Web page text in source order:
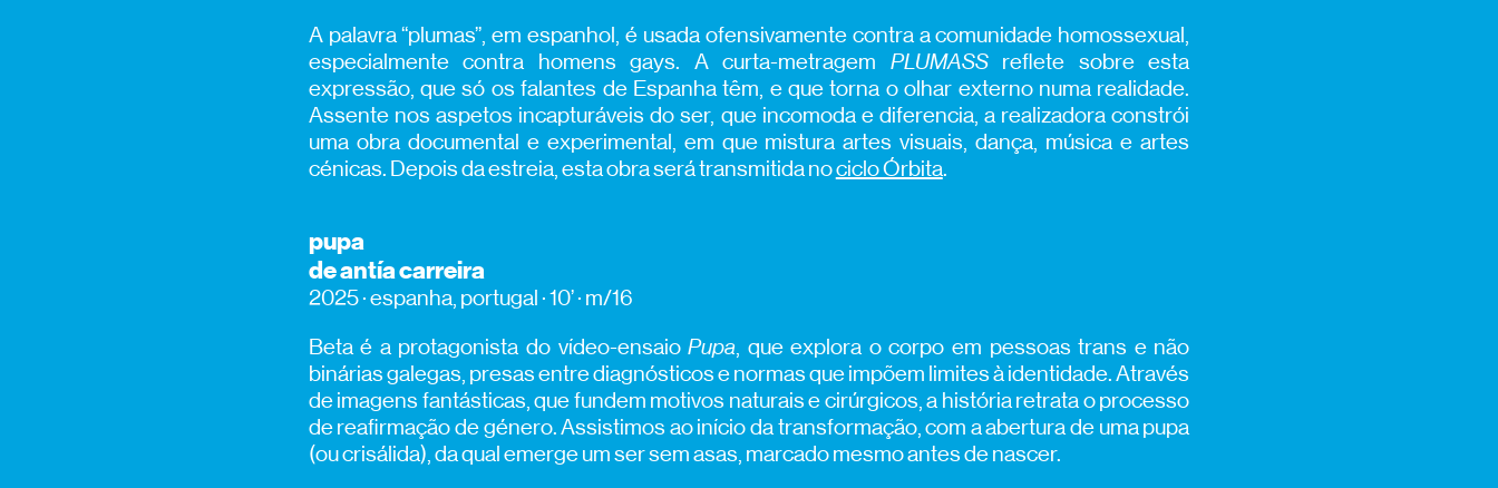
A palavra “plumas”, em espanhol, é usada ofensivamente contra a comunidade homossexual,
especialmente contra homens gays. A curta-metragem PLUMASSreflete sobre esta
expressão, que só os falantes de Espanha têm, e que torna o olhar externo numa realidade.
Assente nos aspetos incapturáveis do ser, que incomoda e diferencia, a realizadora constrói
uma obra documental e experimental, em que mistura artes visuais, dança, música e artes
cénicas. Depois da estreia, esta obra será transmitida nociclo Órbita.
pupa
de antía carreira
2025 · espanha, portugal · 10’ · m/16
Beta é a protagonista do vídeo-ensaioPupa, que explora o corpo em pessoas trans e não
binárias galegas, presas entre diagnósticos e normas que impõem limites à identidade. Através
de imagens fantásticas, que fundem motivos naturais e cirúrgicos, a história retrata o processo
de reafirmação de género. Assistimos ao início da transformação, com a abertura de uma pupa
(ou crisálida), da qual emerge um ser sem asas, marcado mesmo antes de nascer.